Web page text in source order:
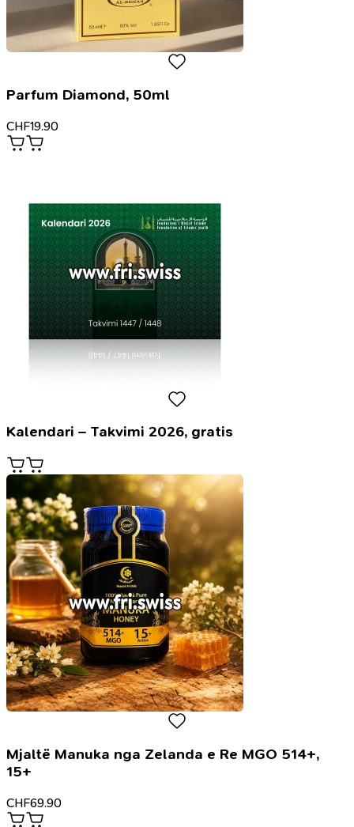
Parfum Diamond, 50ml
CHF19.90
Kalendari – Takvimi 2026, gratis
Mjaltë Manuka nga Zelanda e Re MGO 514+,
15+
CHF69.90